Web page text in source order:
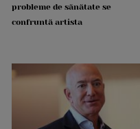
probleme de sănătate se
confruntă artista